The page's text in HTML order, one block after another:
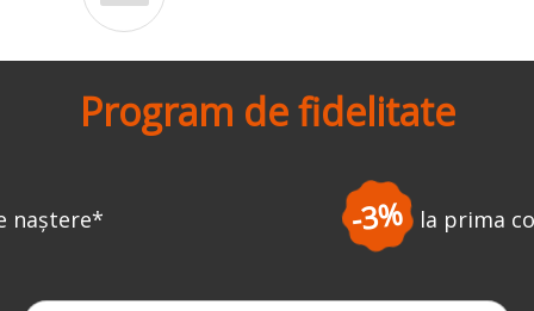
Program de fidelitate
la prima comandă *